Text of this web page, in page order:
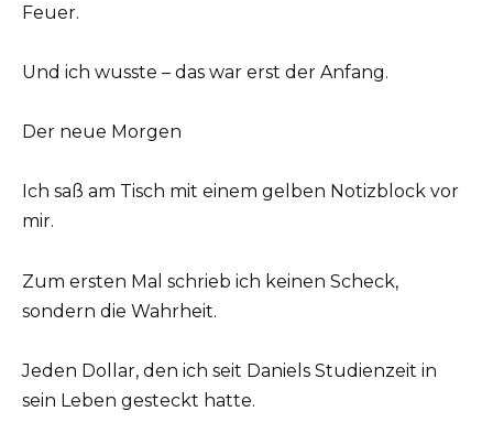
Feuer.
Und ich wusste – das war erst der Anfang.
Der neue Morgen
Ich saß am Tisch mit einem gelben Notizblock vor
mir.
Zum ersten Mal schrieb ich keinen Scheck,
sondern die Wahrheit.
Jeden Dollar, den ich seit Daniels Studienzeit in
sein Leben gesteckt hatte.